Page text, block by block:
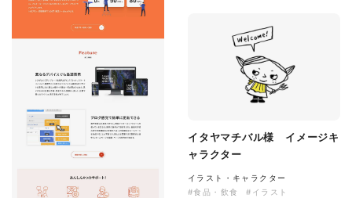
イタヤマチバル様 イメージキ
ャラクター
イラスト・キャラクター
#食品・飲食
#イラスト